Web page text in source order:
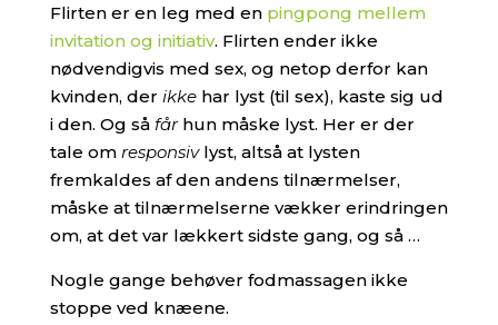
Flirten er en leg med en pingpong mellem
invitation og initiativ. Flirten ender ikke
nødvendigvis med sex, og netop derfor kan
kvinden, der ikkehar lyst (til sex), kaste sig ud
i den. Og så fårhun måske lyst. Her er der
tale om responsivlyst, altså at lysten
fremkaldes af den andens tilnærmelser,
måske at tilnærmelserne vækker erindringen
om, at det var lækkert sidste gang, og så …
Nogle gange behøver fodmassagen ikke
stoppe ved knæene.